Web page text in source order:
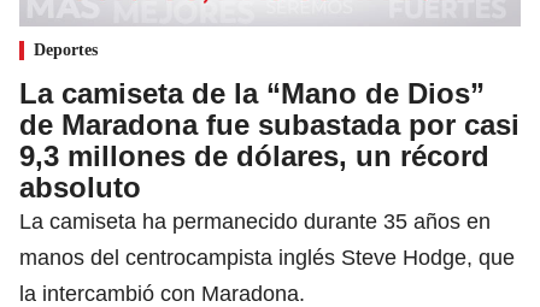
Deportes
La camiseta de la “Mano de Dios”
de Maradona fue subastada por casi
9,3 millones de dólares, un récord
absoluto
La camiseta ha permanecido durante 35 años en
manos del centrocampista inglés Steve Hodge, que
la intercambió con Maradona.